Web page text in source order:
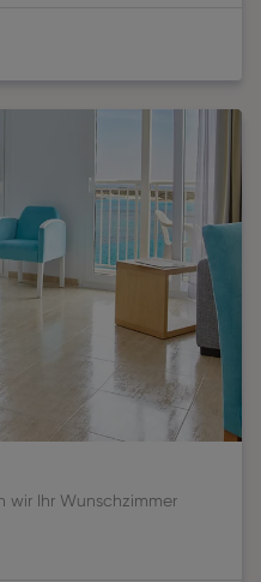
wir Ihr Wunschzimmer